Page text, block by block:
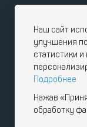
Наш сайт
улучшения
статистики
Подробнее
Нажав
обработку